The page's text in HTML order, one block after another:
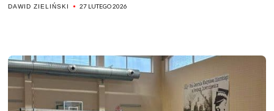
DAWID ZIELIŃSKI 27 LUTEGO 2026